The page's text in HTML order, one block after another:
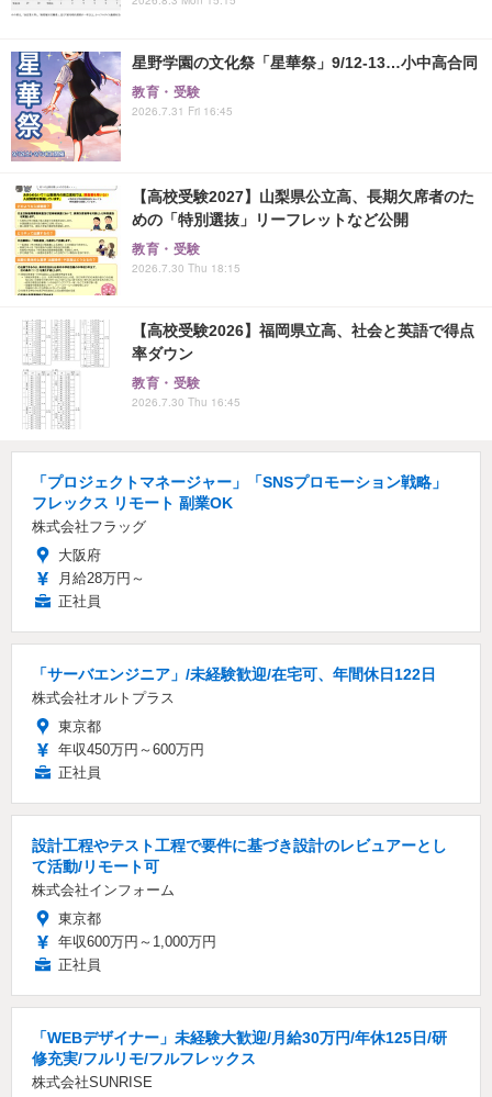
星野学園の文化祭「星華祭」9/12-13…小中高合同
教育・受験
2026.7.31 Fri 16:45
【高校受験2027】山梨県公立高、長期欠席者のた
めの「特別選抜」リーフレットなど公開
教育・受験
2026.7.30 Thu 18:15
【高校受験2026】福岡県立高、社会と英語で得点
率ダウン
教育・受験
2026.7.30 Thu 16:45
「プロジェクトマネージャー」「SNSプロモーション戦略」
フレックス リモート 副業OK
株式会社フラッグ
大阪府
月給28万円～
正社員
「サーバエンジニア」/未経験歓迎/在宅可、年間休日122日
株式会社オルトプラス
東京都
年収450万円～600万円
正社員
設計工程やテスト工程で要件に基づき設計のレビュアーとし
て活動/リモート可
株式会社インフォーム
東京都
年収600万円～1,000万円
正社員
「WEBデザイナー」未経験大歓迎/月給30万円/年休125日/研
修充実/フルリモ/フルフレックス
株式会社SUNRISE